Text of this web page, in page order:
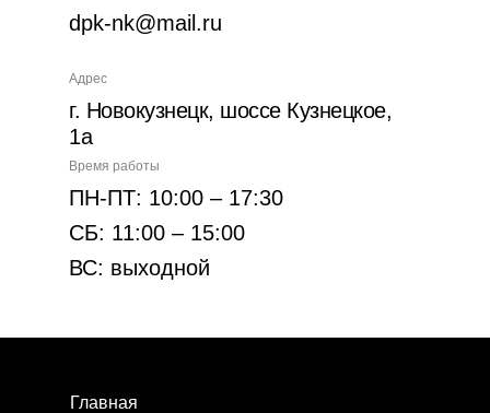
dpk-nk@mail.ru
Время работы
ПН-ПТ: 10:00 – 17:30
СБ: 11:00 – 15:00
ВС: выходной
Адрес
г. Новокузнецк, шоссе Кузнецкое,
1а
Главная